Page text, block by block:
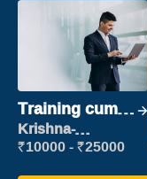
Training cum
Placement
Krishna-
vijayawada
₹10000 - ₹25000